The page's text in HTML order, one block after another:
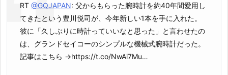
RT @GQJAPAN: 父からもらった腕時計を約40年間愛用し
てきたという豊川悦司が、今年新しい1本を手に入れた。
彼に「久しぶりに時計っていいなと思った」と言わせたの
は、グランドセイコーのシンプルな機械式腕時計だった。
記事はこちら →https://t.co/NwAi7Mu…